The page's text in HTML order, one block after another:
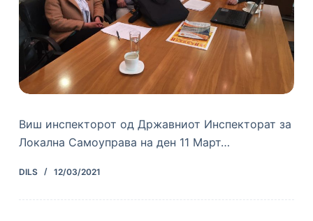
Виш инспекторот од Државниот Инспекторат за
Локална Самоуправа на ден 11 Март…
DILS 12/03/2021